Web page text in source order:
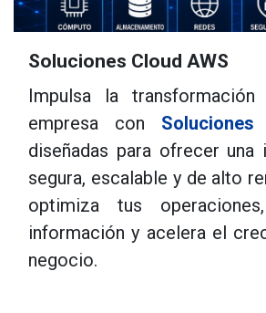
Soluciones Cloud AWS
Impulsa la
empresa con
diseñadas para ofrecer una
segura, escalable y de alto
optimiza tus
información y acelera el
negocio.